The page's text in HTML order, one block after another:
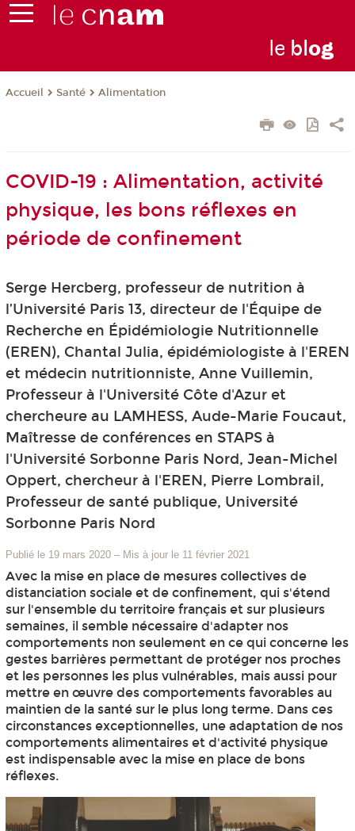
le blog
Accueil Santé Alimentation
COVID-19 : Alimentation, activité
physique, les bons réflexes en
période de confinement
Serge Hercberg, professeur de nutrition à
l’Université Paris 13, directeur de l'Équipe de
Recherche en Épidémiologie Nutritionnelle
(EREN), Chantal Julia, épidémiologiste à l'EREN
et médecin nutritionniste, Anne Vuillemin,
Professeur à l'Université Côte d'Azur et
chercheure au LAMHESS, Aude-Marie Foucaut,
Maîtresse de conférences en STAPS à
l'Université Sorbonne Paris Nord, Jean-Michel
Oppert, chercheur à l'EREN, Pierre Lombrail,
Professeur de santé publique, Université
Sorbonne Paris Nord
Publié le 19 mars 2020 – Mis à jour le 11 février 2021
Avec la mise en place de mesures collectives de
distanciation sociale et de confinement, qui s'étend
sur l'ensemble du territoire français et sur plusieurs
semaines, il semble nécessaire d'adapter nos
comportements non seulement en ce qui concerne les
gestes barrières permettant de protéger nos proches
et les personnes les plus vulnérables, mais aussi pour
mettre en œuvre des comportements favorables au
maintien de la santé sur le plus long terme. Dans ces
circonstances exceptionnelles, une adaptation de nos
comportements alimentaires et d'activité physique
est indispensable avec la mise en place de bons
réflexes.